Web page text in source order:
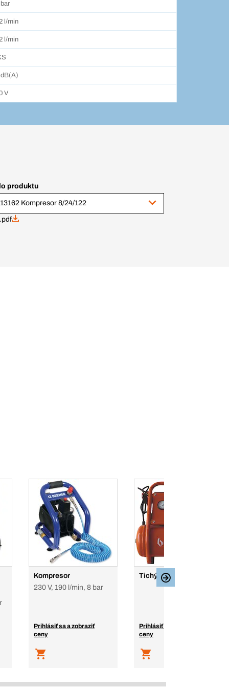
l/min
l/min
V
produktu
Kompresor 8/24/122
Kompresor
230 V, 190 l/min, 8 bar
Prihlásiť sa a zobraziť
ceny
Tichý kompresor 8/8/55
Prihlásiť sa a zobraziť
ceny